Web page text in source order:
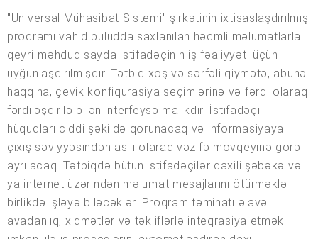
"Universal Mühasibat Sistemi" şirkətinin ixtisaslaşdırılmış
proqramı vahid buludda saxlanılan həcmli məlumatlarla
qeyri-məhdud sayda istifadəçinin iş fəaliyyəti üçün
uyğunlaşdırılmışdır. Tətbiq xoş və sərfəli qiymətə, abunə
haqqına, çevik konfiqurasiya seçimlərinə və fərdi olaraq
fərdiləşdirilə bilən interfeysə malikdir. İstifadəçi
hüquqları ciddi şəkildə qorunacaq və informasiyaya
çıxış səviyyəsindən asılı olaraq vəzifə mövqeyinə görə
ayrılacaq. Tətbiqdə bütün istifadəçilər daxili şəbəkə və
ya internet üzərindən məlumat mesajlarını ötürməklə
birlikdə işləyə biləcəklər. Proqram təminatı əlavə
avadanlıq, xidmətlər və təkliflərlə inteqrasiya etmək